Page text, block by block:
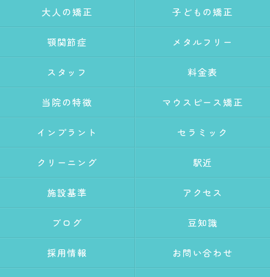
大人の矯正 子どもの矯正
顎関節症 メタルフリー
スタッフ 料金表
当院の特徴 マウスピース矯正
インプラント セラミック
クリーニング 駅近
施設基準 アクセス
ブログ 豆知識
採用情報 お問い合わせ